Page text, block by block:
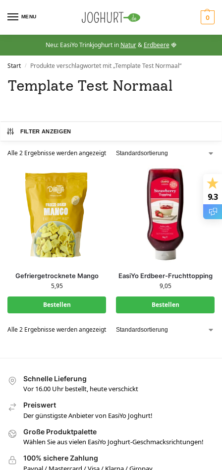
MENU 0
Neu: EasiYo Trinkjoghurt in Natur& Erdbeere🍓
Start / Produkte verschlagwortet mit „Template Test Normaal“
Template Test Normaal
FILTER ANZEIGEN
Alle 2 Ergebnisse werden angezeigt
Gefriergetrocknete Mango
5,95
Bestellen
EasiYo Erdbeer-Fruchttopping
9,05
Bestellen
Alle 2 Ergebnisse werden angezeigt
Schnelle Lieferung
Vor 16.00 Uhr bestellt, heute verschickt
Preiswert
Der günstigste Anbieter von EasiYo Joghurt!
Große Produktpalette
Wählen Sie aus vielen EasiYo Joghurt-Geschmacksrichtungen!
100% sichere Zahlung
9.3